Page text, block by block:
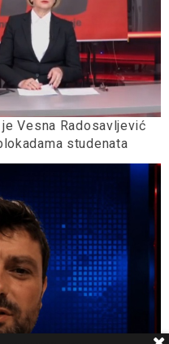
Vesna Radosavljević
studenata